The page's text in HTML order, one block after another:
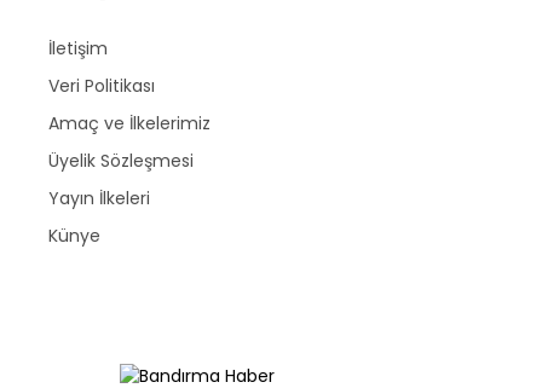
İletişim
Veri Politikası
Amaç ve İlkelerimiz
Üyelik Sözleşmesi
Yayın İlkeleri
Künye